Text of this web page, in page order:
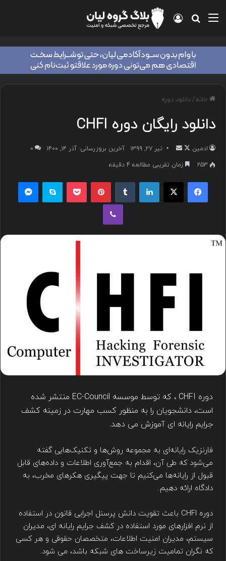
خانه/دانلود دوره
دانلود رایگان دوره CHFI
ادمین تیر ۲۷, ۱۳۹۹ آخرین بروزرسانی: آذر ۱۴, ۱۴۰۰
۰
253
زمان تقریبی مطالعه 4 دقیقه
دوره CHFI ، که توسط موسسه EC-Council منتشر شده
است، دانشجویان را به منظور کسب مهارت در زمینه کشف
جرایم رایانه ای آموزش می دهد.
فارنزیک رایانه‌ای به مجموعه روش‌ها و تکنیک‌هایی گفته
می‌شود که طی آن، اقدام به جمع‌آوری اطلاعات و داده‌های قابل
قبول از رایانه‌ها می‌کنیم تا جهت پیگیری هکرهای مخرب، به
دادگاه ارائه دهیم.
دوره CHFI باعث تقویت دانش پرسنل اجرایی قانون در استفاده
از نرم افزارهای مورد استفاده در کشف جرایم رایانه ای، مدیران
سیستم، مدیران امنیت اطلاعات، متخصصان حقوقی و هر کسی
که نگران تمامیت زیرساخت های شبکه باشد، می شود.